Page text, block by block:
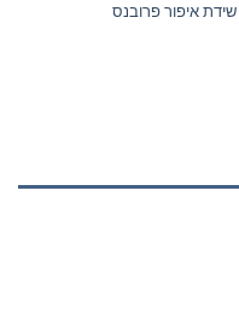
שידת איפור פרובנס